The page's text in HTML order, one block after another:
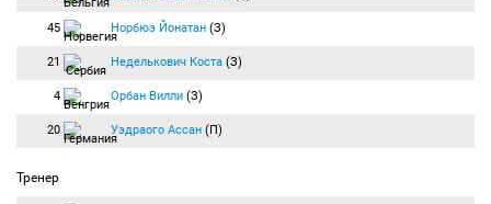
45 Норбюэ Йонатан (З)
21 Неделькович Коста (З)
4 Орбан Вилли (З)
20 Уэдраого Ассан (П)
Тренер